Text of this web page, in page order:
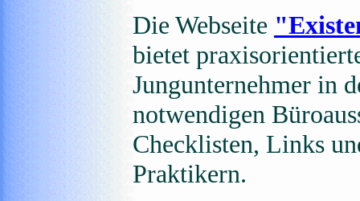
Die Webseite
bietet
Jungunternehmer in
notwendigen
Checklisten, Links
Praktikern.